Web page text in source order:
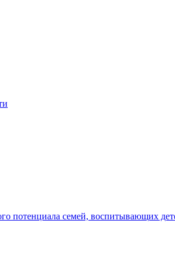
потенциала семей, воспитывающих